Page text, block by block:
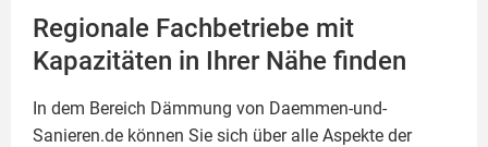
Regionale Fachbetriebe mit
Kapazitäten in Ihrer Nähe finden
In dem Bereich Dämmung von Daemmen-und-
Sanieren.de können Sie sich über alle Aspekte der